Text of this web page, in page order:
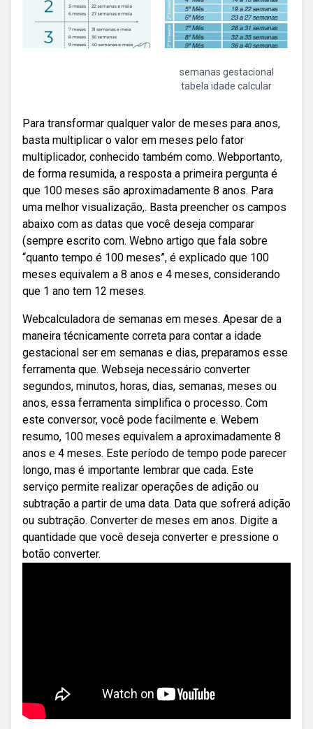
semanas gestacional
tabela idade calcular
Para transformar qualquer valor de meses para anos,
basta multiplicar o valor em meses pelo fator
multiplicador, conhecido também como. Webportanto,
de forma resumida, a resposta a primeira pergunta é
que 100 meses são aproximadamente 8 anos. Para
uma melhor visualização,. Basta preencher os campos
abaixo com as datas que você deseja comparar
(sempre escrito com. Webno artigo que fala sobre
“quanto tempo é 100 meses”, é explicado que 100
meses equivalem a 8 anos e 4 meses, considerando
que 1 ano tem 12 meses.
Webcalculadora de semanas em meses. Apesar de a
maneira técnicamente correta para contar a idade
gestacional ser em semanas e dias, preparamos esse
ferramenta que. Webseja necessário converter
segundos, minutos, horas, dias, semanas, meses ou
anos, essa ferramenta simplifica o processo. Com
este conversor, você pode facilmente e. Webem
resumo, 100 meses equivalem a aproximadamente 8
anos e 4 meses. Este período de tempo pode parecer
longo, mas é importante lembrar que cada. Este
serviço permite realizar operações de adição ou
subtração a partir de uma data. Data que sofrerá adição
ou subtração. Converter de meses em anos. Digite a
quantidade que você deseja converter e pressione o
botão converter.